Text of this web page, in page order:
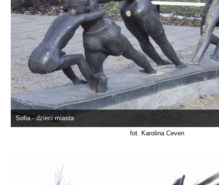
Sofia - dzieci miasta
fot. Karolina Ceven